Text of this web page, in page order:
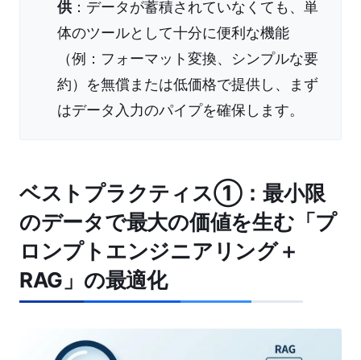
供：データが蓄積されていなくても、単
体のツールとして十分に便利な機能
（例：フォーマット変換、シンプルな要
約）を無償または低価格で提供し、まず
はデータ入力のパイプを確保します。
ベストプラクティス①：最小限
のデータで最大の価値を生む「プ
ロンプトエンジニアリング＋
RAG」の最適化